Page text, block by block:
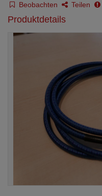
Beobachten Teilen
Produktdetails